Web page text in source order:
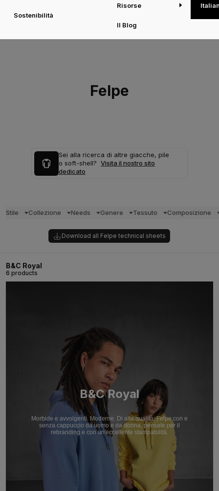
Sostenibilità
Risorse
Il Blog
Felpe
Sei alla ricerca di altre giacche, pile
o soft-shell? Visita il nostro sito
dedicato
Stile Collezione Needs Genere Tessuto Composizione
Download all Felpe technical sheets
B&C Royal
6 products
B&C Royal
Morbide e avvolgenti. Moderne. Di alta qualità. Felpe con e
senza cappuccio da uomo e da donna, pensate per il
rebranding e con un'eccellente stampabilità.